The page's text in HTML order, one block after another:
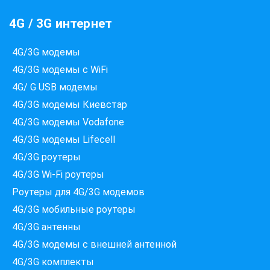
4G / 3G интернет
4G/3G модемы
4G/3G модемы с WiFi
4G/ G USB модемы
4G/3G модемы Киевстар
4G/3G модемы Vodafone
4G/3G модемы Lifecell
4G/3G роутеры
4G/3G Wi-Fi роутеры
Роутеры для 4G/3G модемов
4G/3G мобильные роутеры
4G/3G антенны
4G/3G модемы c внешней антенной
4G/3G комплекты
Які провайдери працюють
за вашою адресою?
Перевірте доступність інтернету за 30 секунд
375+ провайдерів в базі
Введіть вашу адресу
Місто, вулиця та номер будинку